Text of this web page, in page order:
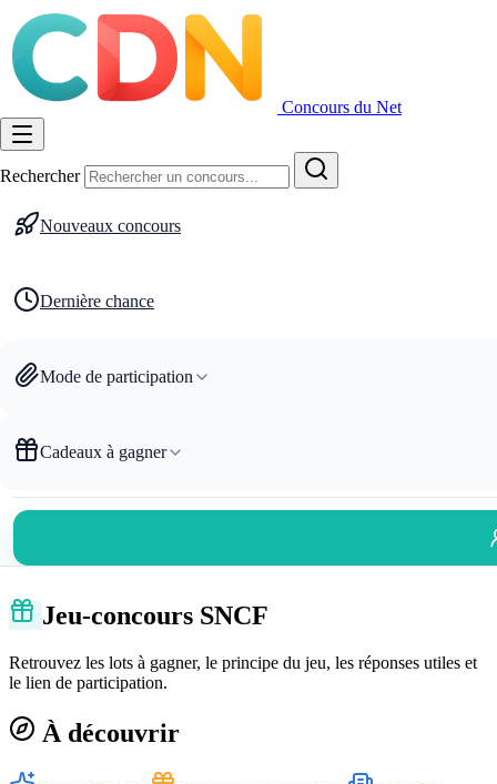
Concours du Net
Rechercher
Nouveaux concours
Dernière chance
Mode de participation
Cadeaux à gagner
Jeu-concours SNCF
Retrouvez les lots à gagner, le principe du jeu, les réponses utiles et
le lien de participation.
À découvrir